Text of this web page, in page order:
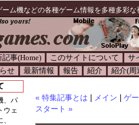
ム機などの各種ゲーム情報を多種多彩
記事(Home) このサイトについて サ
せ 最新情報 報告 紹介 紹介(周
« 特集記事とは メイン
ゲ
スタート »
、パ
ウェ